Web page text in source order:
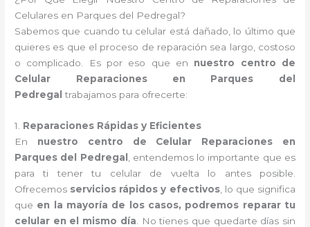
Celulares en Parques del Pedregal?
Sabemos que cuando tu celular está dañado, lo último que
quieres es que el proceso de reparación sea largo, costoso
o complicado. Es por eso que en nuestro centro de
Celular Reparaciones en Parques del
Pedregal trabajamos para ofrecerte:
1. Reparaciones Rápidas y Eficientes
En nuestro centro de Celular Reparaciones en
Parques del Pedregal
, entendemos lo importante que es
para ti tener tu celular de vuelta lo antes posible.
Ofrecemos servicios rápidos y efectivos, lo que significa
que en la mayoría de los casos, podremos reparar tu
celular en el mismo día . No tienes que quedarte días sin